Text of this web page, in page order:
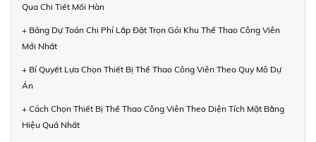
Qua Chi Tiết Mối Hàn
+ Bảng Dự Toán Chi Phí Lắp Đặt Trọn Gói Khu Thể Thao Công Viên
Mới Nhất
+ Bí Quyết Lựa Chọn Thiết Bị Thể Thao Công Viên Theo Quy Mô Dự
Án
+ Cách Chọn Thiết Bị Thể Thao Công Viên Theo Diện Tích Mặt Bằng
Hiệu Quả Nhất